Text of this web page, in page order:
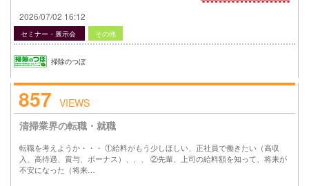
2026/07/02 16:12
セミナー・展示会 その他
掃除のつぼ
857 VIEWS
清掃業界の転職・就職
転職を考えようか・・・ ①給料がもう少しほしい、正社員で働きたい（高収
入、高待遇、賞与、ボーナス）、、、 ②先輩、上司の給料額を知って、将来が
不安になった（将来…